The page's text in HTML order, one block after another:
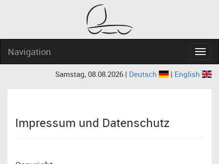
Navigation
Samstag, 08.08.2026 | Deutsch | English
Impressum und Datenschutz